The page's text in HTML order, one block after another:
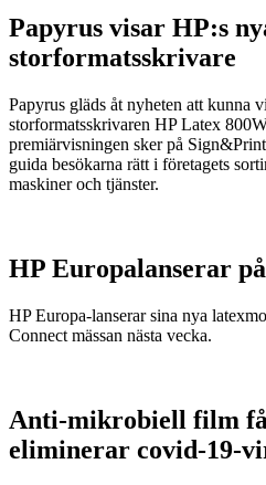
Papyrus visar HP:s
storformatsskrivare
Papyrus gläds åt nyheten att kunna
storformatsskrivaren HP Latex
premiärvisningen sker på
guida besökarna rätt i företagets
maskiner och tjänster.
HP Europalanserar
HP Europa-lanserar sina nya
Connect mässan nästa vecka.
Anti-mikrobiell film
eliminerar covid-19-